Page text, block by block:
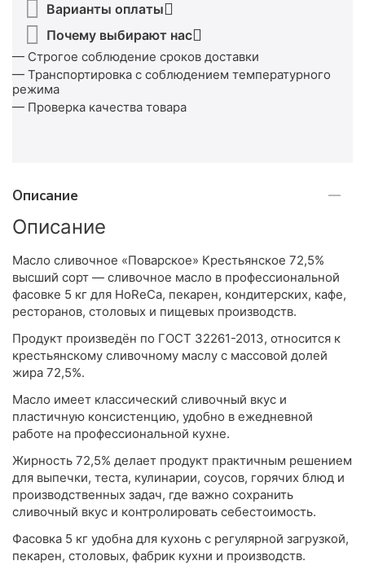
Варианты оплаты
Почему выбирают нас
— Строгое соблюдение сроков доставки
— Транспортировка с соблюдением температурного
режима
— Проверка качества товара
Описание
Описание
Масло сливочное «Поварское» Крестьянское 72,5%
высший сорт — сливочное масло в профессиональной
фасовке 5 кг для HoReCa, пекарен, кондитерских, кафе,
ресторанов, столовых и пищевых производств.
Продукт произведён по ГОСТ 32261-2013, относится к
крестьянскому сливочному маслу с массовой долей
жира 72,5%.
Масло имеет классический сливочный вкус и
пластичную консистенцию, удобно в ежедневной
работе на профессиональной кухне.
Жирность 72,5% делает продукт практичным решением
для выпечки, теста, кулинарии, соусов, горячих блюд и
производственных задач, где важно сохранить
сливочный вкус и контролировать себестоимость.
Фасовка 5 кг удобна для кухонь с регулярной загрузкой,
пекарен, столовых, фабрик кухни и производств.